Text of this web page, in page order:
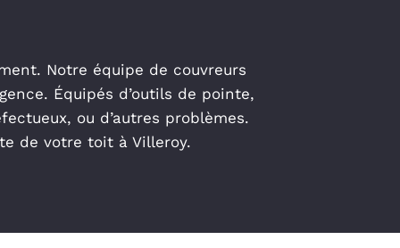
Notre équipe de couvreurs
Équipés d’outils de pointe,
ou d’autres problèmes.
de votre toit à Villeroy.